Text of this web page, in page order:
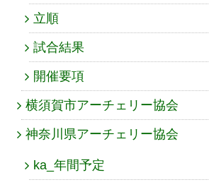
立順
試合結果
開催要項
横須賀市アーチェリー協会
神奈川県アーチェリー協会
ka_年間予定